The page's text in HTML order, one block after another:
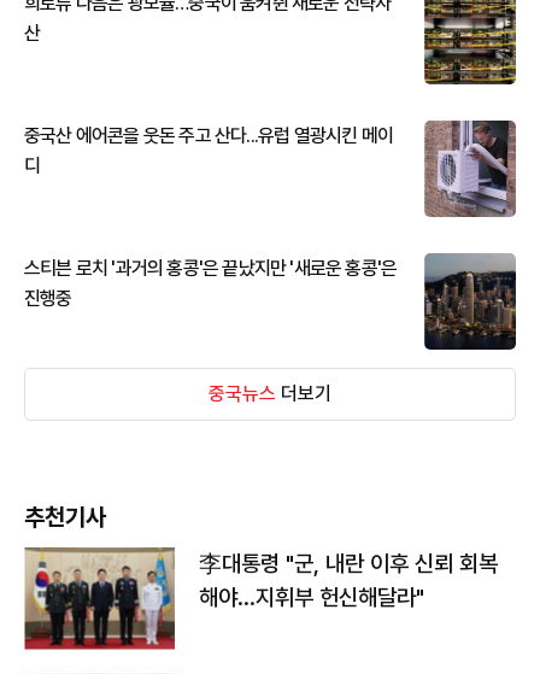
산
중국산 에어콘을 웃돈 주고 산다...유럽 열광시킨 메이
디
스티븐 로치 '과거의 홍콩'은 끝났지만 '새로운 홍콩'은
진행중
중국뉴스 더보기
추천기사
李대통령 "군, 내란 이후 신뢰 회복
해야…지휘부 헌신해달라"